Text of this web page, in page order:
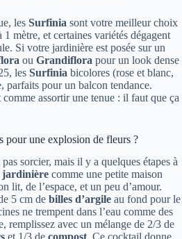
les Surfinia sont votre meilleur choix
1 mètre, et certaines variétés dégagent
Si votre jardinière est posée sur un
ou Grandiflora pour un look dense
les Surfinia bicolores (rose et blanc,
parfaits pour un balcon tendance.
assortir une tenue : il faut que ça
pour une explosion de fleurs ?
pas sorcier, mais il y a quelques étapes à
jardinière comme une petite maison
lit, de l’espace, et un peu d’amour.
5 cm de billes d’argile au fond pour le
ne trempent dans l’eau comme des
remplissez avec un mélange de 2/3 de